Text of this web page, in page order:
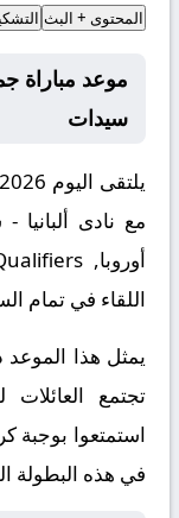
المحتوى + البث
موعد مباراة
سيدات
مع نادى
اللقاء في تمام الساعة 18:30 بتوقيت
يمثل هذا
تجتمع
استمتعوا بوجبة
في هذه البطولة